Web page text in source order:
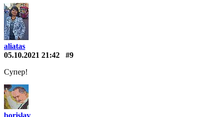
aliatas
05.10.2021 21:42
#9
Супер!
borislav